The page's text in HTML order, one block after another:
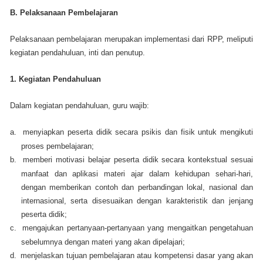
B. Pelaksanaan Pembelajaran
Pelaksanaan pembelajaran merupakan implementasi dari RPP, meliputi
kegiatan pendahuluan, inti dan penutup.
1. Kegiatan Pendahuluan
Dalam kegiatan pendahuluan, guru wajib:
a.
menyiapkan peserta didik secara psikis dan fisik untuk mengikuti
proses pembelajaran;
b.
memberi motivasi belajar peserta didik secara kontekstual sesuai
manfaat dan aplikasi materi ajar dalam kehidupan sehari-hari,
dengan memberikan contoh dan perbandingan lokal, nasional dan
internasional, serta disesuaikan dengan karakteristik dan jenjang
peserta didik;
c.
mengajukan pertanyaan-pertanyaan yang mengaitkan pengetahuan
sebelumnya dengan materi yang akan dipelajari;
d.
menjelaskan tujuan pembelajaran atau kompetensi dasar yang akan